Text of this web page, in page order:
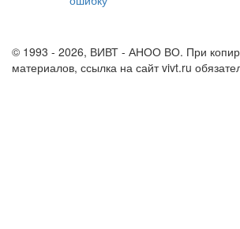
© 1993 - 2026, ВИВТ - АНОО ВО. При
материалов, ссылка на сайт vivt.ru